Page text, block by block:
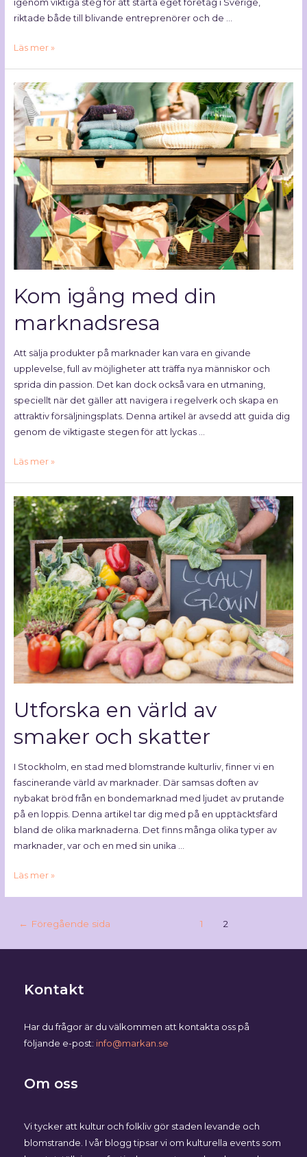
igenom viktiga steg för att starta eget företag i Sverige,
riktade både till blivande entreprenörer och de …
Läs mer »
Kom igång med din
marknadsresa
Att sälja produkter på marknader kan vara en givande
upplevelse, full av möjligheter att träffa nya människor och
sprida din passion. Det kan dock också vara en utmaning,
speciellt när det gäller att navigera i regelverk och skapa en
attraktiv försäljningsplats. Denna artikel är avsedd att guida dig
genom de viktigaste stegen för att lyckas …
Läs mer »
Utforska en värld av
smaker och skatter
I Stockholm, en stad med blomstrande kulturliv, finner vi en
fascinerande värld av marknader. Där samsas doften av
nybakat bröd från en bondemarknad med ljudet av prutande
på en loppis. Denna artikel tar dig med på en upptäcktsfärd
bland de olika marknaderna. Det finns många olika typer av
marknader, var och en med sin unika …
Läs mer »
← Föregående sida 1 2
Kontakt
Har du frågor är du välkommen att kontakta oss på
följande e-post: info@markan.se
Om oss
Vi tycker att kultur och folkliv gör staden levande och
blomstrande. I vår blogg tipsar vi om kulturella events som